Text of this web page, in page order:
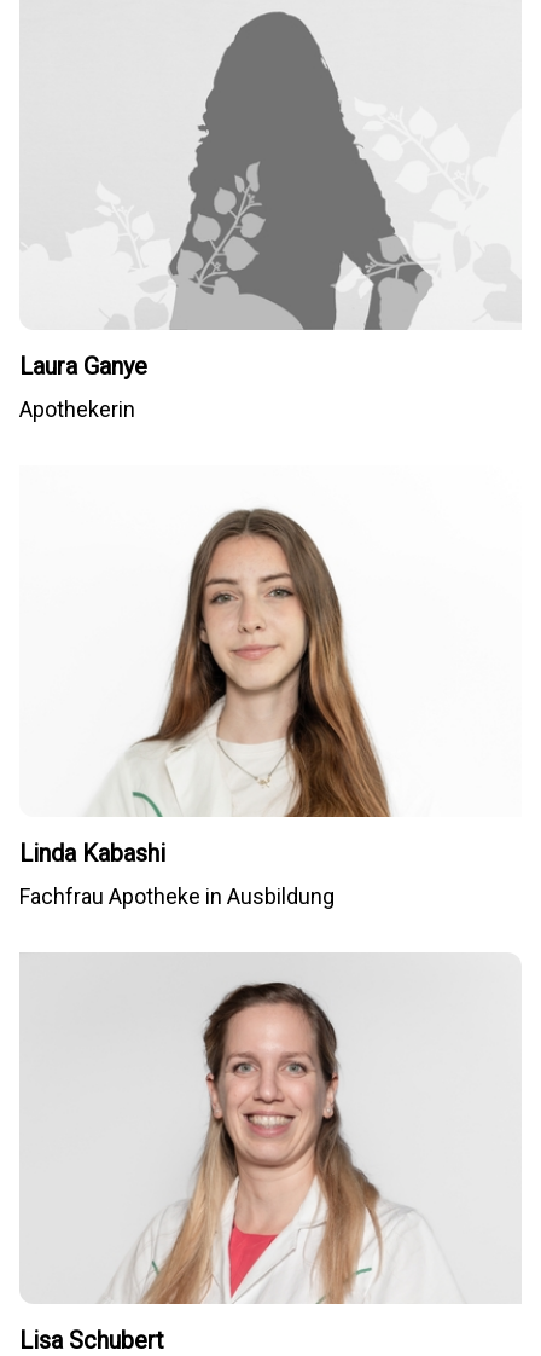
Laura Ganye
Apothekerin
Linda Kabashi
Fachfrau Apotheke in Ausbildung
Lisa Schubert